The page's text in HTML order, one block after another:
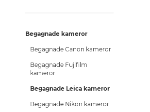
Begagnade kameror
Begagnade Canon kameror
Begagnade Fujifilm
kameror
Begagnade Leica kameror
Begagnade Nikon kameror